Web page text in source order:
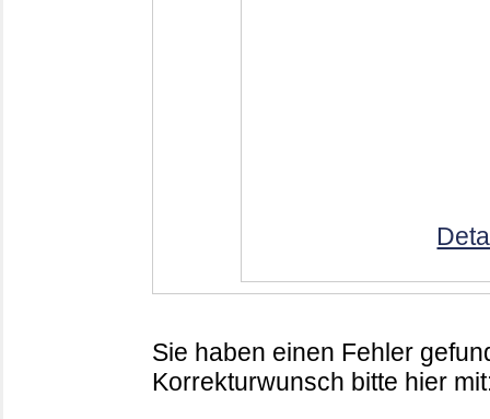
Sie haben einen Fehler
Korrekturwunsch bitte hier